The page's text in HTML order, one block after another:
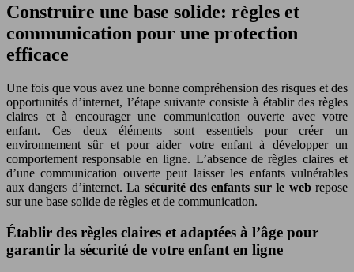
Construire une base solide: règles et
communication pour une protection
efficace
Une fois que vous avez une bonne compréhension des risques et des
opportunités d’internet, l’étape suivante consiste à établir des règles
claires et à encourager une communication ouverte avec votre
enfant. Ces deux éléments sont essentiels pour créer un
environnement sûr et pour aider votre enfant à développer un
comportement responsable en ligne. L’absence de règles claires et
d’une communication ouverte peut laisser les enfants vulnérables
aux dangers d’internet. La sécurité des enfants sur le webrepose
sur une base solide de règles et de communication.
Établir des règles claires et adaptées à l’âge pour
garantir la sécurité de votre enfant en ligne